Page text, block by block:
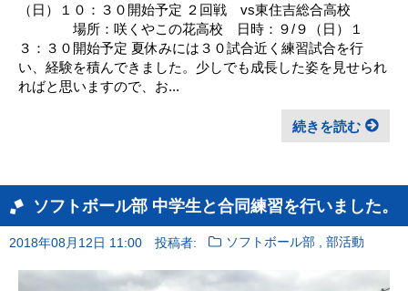
（日）１０：３０開始予定 ２回戦 vs東住吉総合高校
場所：咲くやこの花高校 日時：９/９（日）１
３：３０開始予定 夏休みには３０試合近く練習試合を行
い、経験を積んできました。少しでも成長した姿を見せられ
ればと思いますので、お...
続きを読む
ソフトボール部 中学生と合同練習を行いました。
2018年08月12日 11:00 投稿者: ソフトボール部 ,部活動